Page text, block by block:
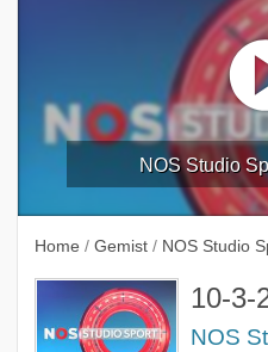
NOS Studio
Home / Gemist / NOS Studio
10-3-
NOS